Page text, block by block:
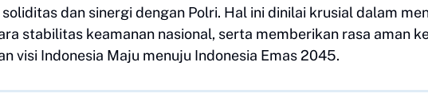
dan sinergi dengan Polri. Hal ini dinilai krusial dalam
stabilitas keamanan nasional, serta memberikan rasa aman
visi Indonesia Maju menuju Indonesia Emas 2045.